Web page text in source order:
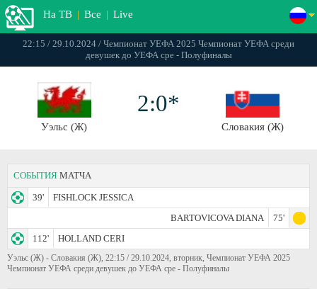
На ТВ | Все | Live
22:15 / 29.10.2024 / Чемпионат УЕФА 2025 Чемпионат УЕФА среди
девушек до УЕФА сре - Полуфиналы
Уэльс (Ж)
2:0*
Словакия (Ж)
СОБЫТИЯ МАТЧА
39'
FISHLOCK JESSICA
BARTOVICOVA DIANA
75'
112'
HOLLAND CERI
Уэльс (Ж) - Словакия (Ж), 22:15 / 29.10.2024, вторник, Чемпионат УЕФА 2025
Чемпионат УЕФА среди девушек до УЕФА сре - Полуфиналы